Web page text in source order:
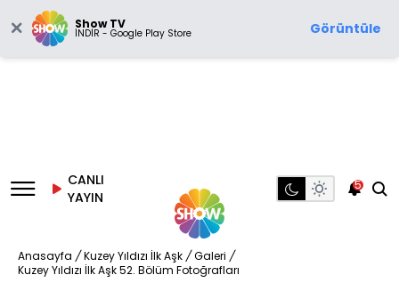
Show TV
İNDİR - Google Play Store Görüntüle
CANLI
YAYIN
5
Anasayfa / Kuzey Yıldızı İlk Aşk / Galeri /
Kuzey Yıldızı İlk Aşk 52. Bölüm Fotoğrafları